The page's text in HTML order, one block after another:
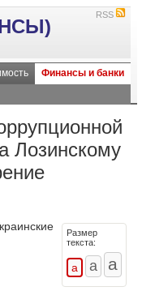
RSS
Финансы и банки
Лозинскому
Размер
текста: